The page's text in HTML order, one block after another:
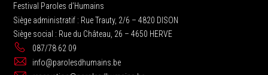
Festival Paroles d’Humains
Siège administratif : Rue Trauty, 2/6 – 4820 DISON
Siège social : Rue du Château, 26 – 4650 HERVE
087/78 62 09
info@parolesdhumains.be